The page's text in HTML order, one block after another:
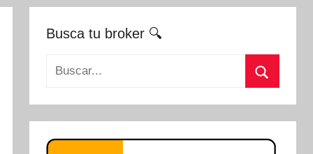
Busca tu broker 🔍
Buscar: